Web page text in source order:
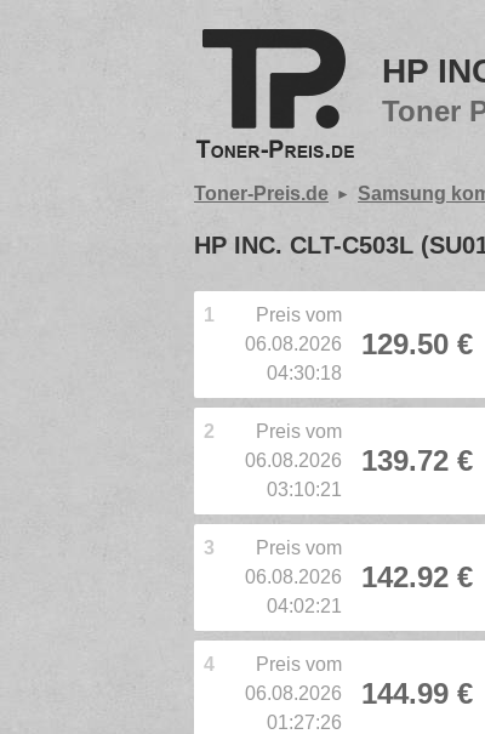
HP
Toner
Toner-Preis.de Samsung
HP INC. CLT-C503L
1
Preis vom
06.08.2026
04:30:18
129.50 €
2
Preis vom
06.08.2026
03:10:21
139.72 €
3
Preis vom
06.08.2026
04:02:21
142.92 €
4
Preis vom
06.08.2026
01:27:26
144.99 €